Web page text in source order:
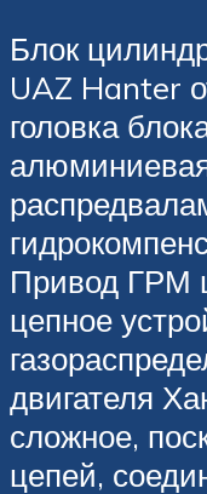
Блок
UAZ Hanter
головка
Привод ГРМ
цепное
двигателя
сложное,
цепей,